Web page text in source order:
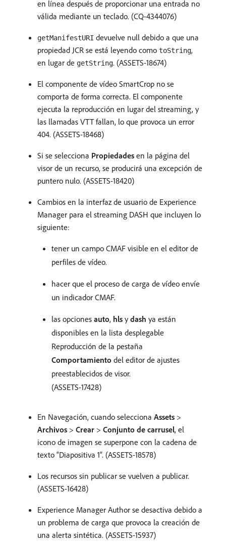
en línea después de proporcionar una entrada no
válida mediante un teclado. (CQ-4344076)
getManifestURI devuelve null debido a que una
propiedad JCR se está leyendo como toString,
en lugar de getString. (ASSETS-18674)
El componente de vídeo SmartCrop no se
comporta de forma correcta. El componente
ejecuta la reproducción en lugar del streaming, y
las llamadas VTT fallan, lo que provoca un error
404. (ASSETS-18468)
Si se selecciona Propiedades en la página del
visor de un recurso, se producirá una excepción de
puntero nulo. (ASSETS-18420)
Cambios en la interfaz de usuario de Experience
Manager para el streaming DASH que incluyen lo
siguiente:
tener un campo CMAF visible en el editor de
perfiles de vídeo.
hacer que el proceso de carga de vídeo envíe
un indicador CMAF.
las opciones auto, hls ydash ya están
disponibles en la lista desplegable
Reproducción de la pestaña
Comportamiento del editor de ajustes
preestablecidos de visor.
(ASSETS-17428)
En Navegación, cuando selecciona Assets >
Archivos > Crear > Conjunto de carrusel, el
icono de imagen se superpone con la cadena de
texto “Diapositiva 1”. (ASSETS-18578)
Los recursos sin publicar se vuelven a publicar.
(ASSETS-16428)
Experience Manager Author se desactiva debido a
un problema de carga que provoca la creación de
una alerta sintética. (ASSETS-15937)